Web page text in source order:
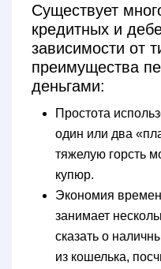
Существует
кредитных и
зависимости от
преимущества
деньгами:
Простота
один или два
тяжелую горсть
купюр.
Экономия
занимает
сказать о
из кошелька,